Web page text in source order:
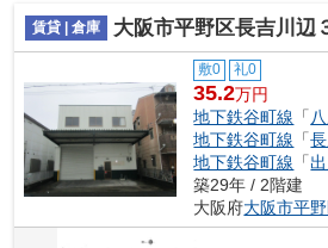
賃貸 | 倉庫 大阪市平野区長吉川辺
敷0 礼0
35.2万円
地下鉄谷町線 「
地下鉄谷町線 「
地下鉄谷町線 「
築29年 / 2階建
大阪府大阪市平